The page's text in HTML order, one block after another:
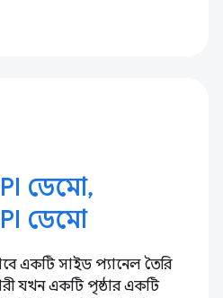
ডেমো,
ডেমো
একটি সাইড প্যানেল তৈরি
যখন একটি পৃষ্ঠার একটি